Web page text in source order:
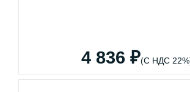
4 836 ₽(С НДС